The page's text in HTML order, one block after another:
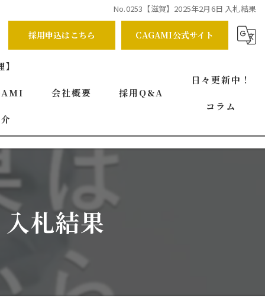
No.0253【滋賀】2025年2月6日 入札結果
採用申込はこちら CAGAMI公式サイト
会社概要
事業案内
求める人物像
採用Q&A
日々更新中！
コラム
札結果